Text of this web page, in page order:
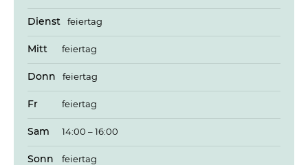
Dienst feiertag
Mitt feiertag
Donn feiertag
Fr feiertag
Sam 14:00 – 16:00
Sonn feiertag